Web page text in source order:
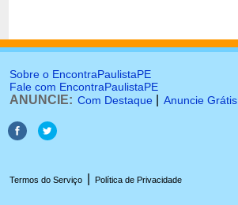
Sobre o EncontraPaulistaPE
Fale com EncontraPaulistaPE
ANUNCIE: Com Destaque Anuncie Grátis
Termos do Serviço Política de Privacidade